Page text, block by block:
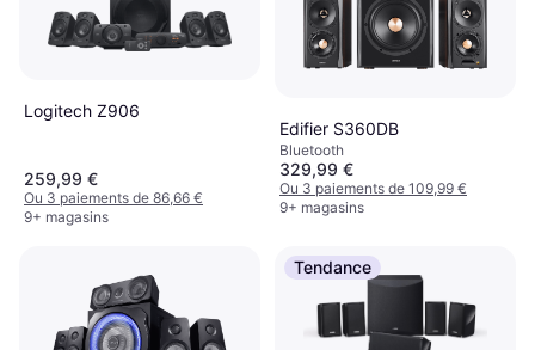
Logitech Z906
259,99 €
Ou 3 paiements de 86,66 €
9+ magasins
Edifier S360DB
Bluetooth
329,99 €
Ou 3 paiements de 109,99 €
9+ magasins
Tendance